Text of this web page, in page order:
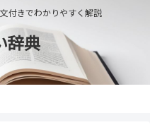
付きでわかりやすく解説
辞典